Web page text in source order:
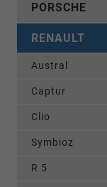
PORSCHE
RENAULT
Austral
Captur
Clio
Symbioz
R 5